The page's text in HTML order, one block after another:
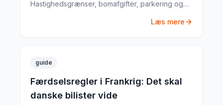
Hastighedsgrænser, bomafgifter, parkering og
Læs mere
guide
Færdselsregler i Frankrig: Det skal
danske bilister vide